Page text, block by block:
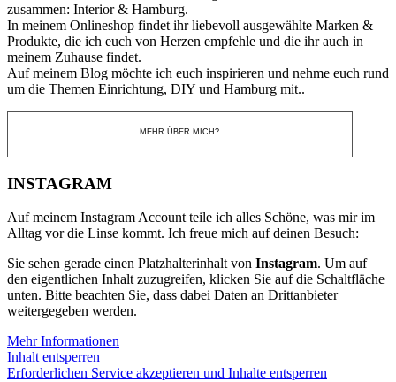
zusammen: Interior & Hamburg.
In meinem Onlineshop findet ihr liebevoll ausgewählte Marken &
Produkte, die ich euch von Herzen empfehle und die ihr auch in
meinem Zuhause findet.
Auf meinem Blog möchte ich euch inspirieren und nehme euch rund
um die Themen Einrichtung, DIY und Hamburg mit..
MEHR ÜBER MICH?
INSTAGRAM
Auf meinem Instagram Account teile ich alles Schöne, was mir im
Alltag vor die Linse kommt. Ich freue mich auf deinen Besuch:
Sie sehen gerade einen Platzhalterinhalt von Instagram. Um auf
den eigentlichen Inhalt zuzugreifen, klicken Sie auf die Schaltfläche
unten. Bitte beachten Sie, dass dabei Daten an Drittanbieter
weitergegeben werden.
Mehr Informationen
Inhalt entsperren
Erforderlichen Service akzeptieren und Inhalte entsperren